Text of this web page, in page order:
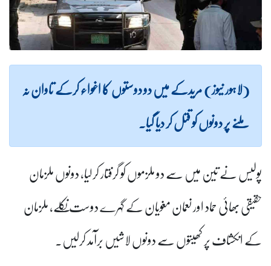
(لاہور نیوز) مریدکے میں دو دوستوں کا اغواء کرکے تاوان نہ
ملنے پر دونوں کو قتل کر دیا گیا۔
پولیس نے تین میں سے دو ملزموں کو گرفتار کرلیا، دونوں ملزمان
حقیقی بھائی حماد اور نعمان مغویان کے گہرے دوست نکلے، ملزمان
کے انکشاف پر کھیتوں سے دونوں لاشیں برآمد کرلیں۔